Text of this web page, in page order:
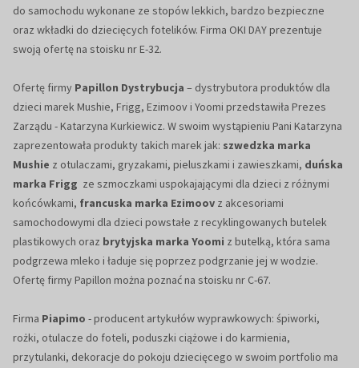
do samochodu wykonane ze stopów lekkich, bardzo bezpieczne
oraz wkładki do dziecięcych fotelików. Firma OKI DAY prezentuje
swoją ofertę na stoisku nr E-32.
Ofertę firmy Papillon Dystrybucja – dystrybutora produktów dla
dzieci marek Mushie, Frigg, Ezimoov i Yoomi przedstawiła Prezes
Zarządu - Katarzyna Kurkiewicz. W swoim wystąpieniu Pani Katarzyna
zaprezentowała produkty takich marek jak: szwedzka marka
Mushie z otulaczami, gryzakami, pieluszkami i zawieszkami, duńska
marka Frigg ze szmoczkami uspokajającymi dla dzieci z różnymi
końcówkami, francuska marka Ezimoov z akcesoriami
samochodowymi dla dzieci powstałe z recyklingowanych butelek
plastikowych oraz brytyjska marka Yoomi z butelką, która sama
podgrzewa mleko i ładuje się poprzez podgrzanie jej w wodzie.
Ofertę firmy Papillon można poznać na stoisku nr C-67.
Firma Piapimo - producent artykułów wyprawkowych: śpiworki,
rożki, otulacze do foteli, poduszki ciążowe i do karmienia,
przytulanki, dekoracje do pokoju dziecięcego w swoim portfolio ma